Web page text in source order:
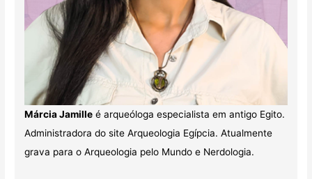
Márcia Jamilleé arqueóloga especialista em antigo Egito.
Administradora do site Arqueologia Egípcia. Atualmente
grava para o Arqueologia pelo Mundo e Nerdologia.